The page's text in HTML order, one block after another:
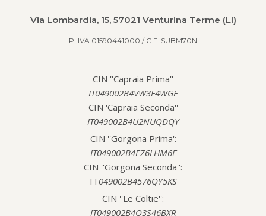
Via Lombardia, 15, 57021 Venturina Terme (LI)
P. IVA 01590441000 / C.F. SUBM70N
CIN ''Capraia Prima''
IT049002B4VW3F4WGF
CIN 'Capraia Seconda''
IT049002B4U2NUQDQY
CIN ''Gorgona Prima':
IT049002B4EZ6LHM6F
CIN ''Gorgona Seconda'':
IT049002B4576QY5KS
CIN ''Le Coltie'':
IT049002B4O3S46BXR